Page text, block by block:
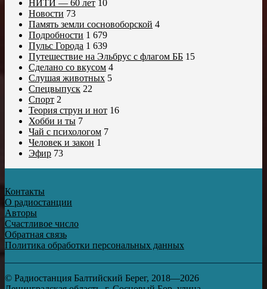
НИТИ — 60 лет 10
Новости 73
Память земли сосновоборской 4
Подробности 1 679
Пульс Города 1 639
Путешествие на Эльбрус с флагом ББ 15
Сделано со вкусом 4
Слушая животных 5
Спецвыпуск 22
Спорт 2
Теория струн и нот 16
Хобби и ты 7
Чай с психологом 7
Человек и закон 1
Эфир 73
Контакты
О радиостанции
Авторы
Счастливое число
Обратная связь
Политика обработки персональных данных
© Радиостанция Балтийский Берег, 2018—2026